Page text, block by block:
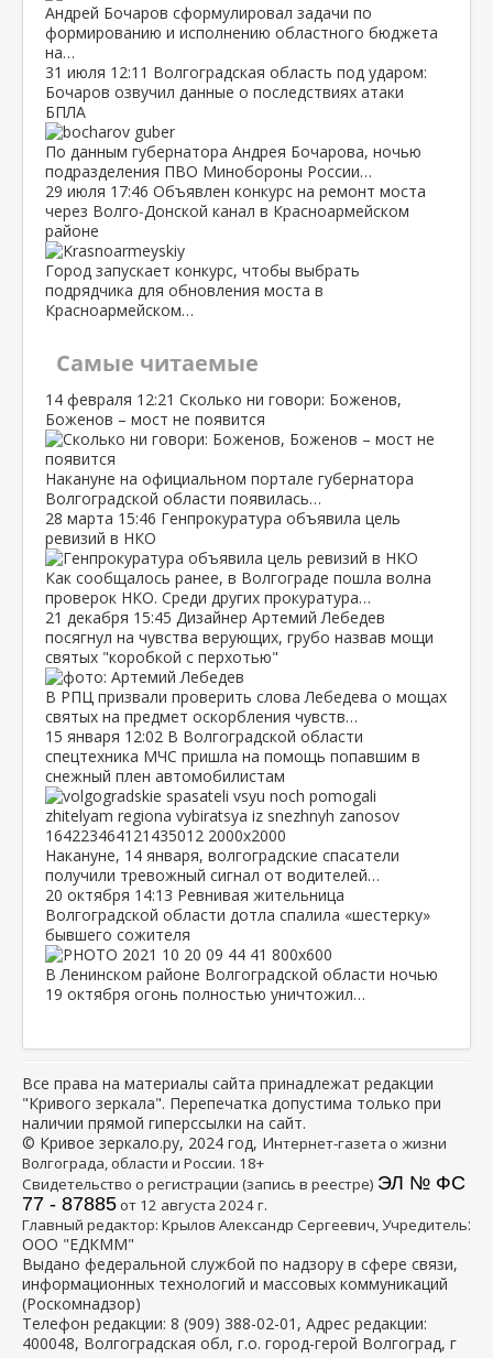
Андрей Бочаров сформулировал задачи по
формированию и исполнению областного бюджета
на…
31 июля 12:11 Волгоградская область под ударом:
Бочаров озвучил данные о последствиях атаки
БПЛА
По данным губернатора Андрея Бочарова, ночью
подразделения ПВО Минобороны России…
29 июля 17:46 Объявлен конкурс на ремонт моста
через Волго‑Донской канал в Красноармейском
районе
Город запускает конкурс, чтобы выбрать
подрядчика для обновления моста в
Красноармейском…
Самые читаемые
14 февраля 12:21 Сколько ни говори: Боженов,
Боженов – мост не появится
Накануне на официальном портале губернатора
Волгоградской области появилась…
28 марта 15:46 Генпрокуратура объявила цель
ревизий в НКО
Как сообщалось ранее, в Волгограде пошла волна
проверок НКО. Среди других прокуратура…
21 декабря 15:45 Дизайнер Артемий Лебедев
посягнул на чувства верующих, грубо назвав мощи
святых "коробкой с перхотью"
В РПЦ призвали проверить слова Лебедева о мощах
святых на предмет оскорбления чувств…
15 января 12:02 В Волгоградской области
спецтехника МЧС пришла на помощь попавшим в
снежный плен автомобилистам
Накануне, 14 января, волгоградские спасатели
получили тревожный сигнал от водителей…
20 октября 14:13 Ревнивая жительница
Волгоградской области дотла спалила «шестерку»
бывшего сожителя
В Ленинском районе Волгоградской области ночью
19 октября огонь полностью уничтожил…
Все права на материалы сайта принадлежат редакции
"Кривого зеркала". Перепечатка допустима только при
наличии прямой гиперссылки на сайт.
© Кривое зеркало.ру, 2024 год, Интернет-газета о жизни
Волгограда, области и России. 18+
Свидетельство о регистрации (запись в реестре) ЭЛ № ФС
77 - 87885от 12 августа 2024 г.
Главный редактор: Крылов Александр Сергеевич, Учредитель:
ООО "ЕДКММ"
Выдано федеральной службой по надзору в сфере связи,
информационных технологий и массовых коммуникаций
(Роскомнадзор)
Телефон редакции: 8 (909) 388-02-01 , Адрес редакции:
400048, Волгоградская обл, г.о. город-герой Волгоград, г